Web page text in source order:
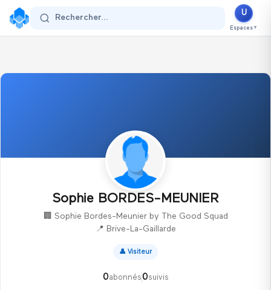
Se connecter
Rechercher...
U
Espaces ▼
Sophie BORDES-MEUNIER
🏢 Sophie Bordes-Meunier by The Good Squad
📍 Brive-La-Gaillarde
👤 Visiteur
0abonnés0suivis